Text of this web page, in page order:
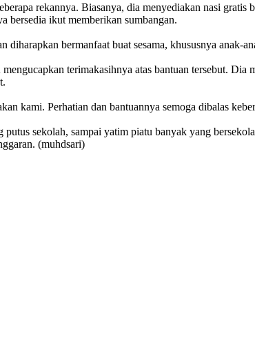
rekannya. Biasanya, dia menyediakan nasi
bersedia ikut memberikan sumbangan.
bermanfaat buat sesama, khususnya anak-
terimakasihnya atas bantuan tersebut. Dia
kami. Perhatian dan bantuannya semoga dibalas
sekolah, sampai yatim piatu banyak yang
(muhdsari)